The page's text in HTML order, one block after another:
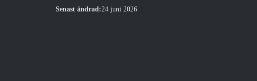
Senast ändrad:24 juni 2026